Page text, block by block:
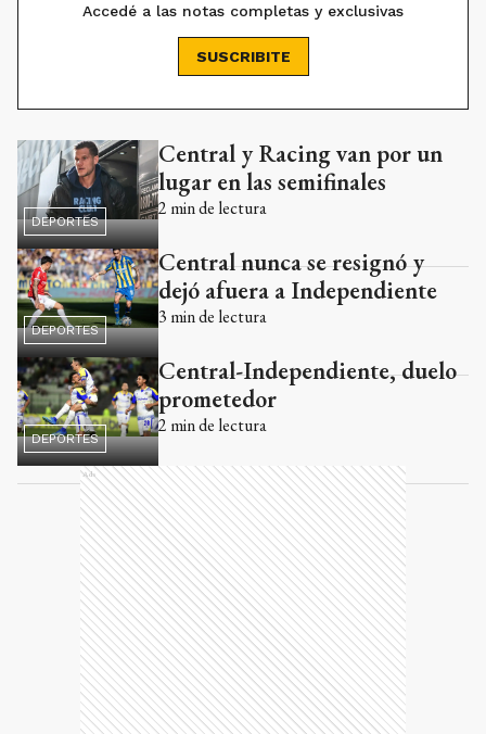
Accedé a las notas completas y exclusivas
SUSCRIBITE
DEPORTES
Central y Racing van por un
lugar en las semifinales
2 min de lectura
DEPORTES
Central nunca se resignó y
dejó afuera a Independiente
3 min de lectura
DEPORTES
Central-Independiente, duelo
prometedor
2 min de lectura
Ads